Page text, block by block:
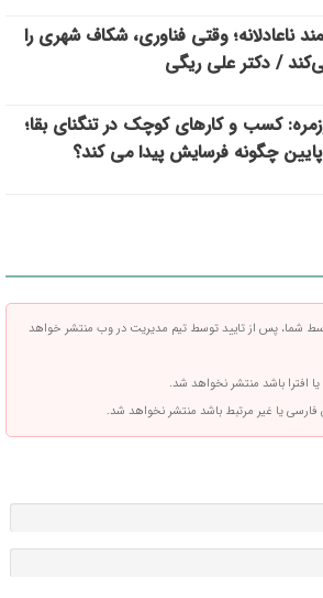
ناعادلانه؛ وقتی فناوری، شکاف شهری را
/ دکتر علی ریگی
کسب‌ و کارهای کوچک در تنگنای بقا؛
پایین چگونه فرسایش پیدا می کند؟
شما، پس از تایید توسط تیم مدیریت در وب منتشر خواهد
افترا باشد منتشر نخواهد شد.
فارسی یا غیر مرتبط باشد منتشر نخواهد شد.